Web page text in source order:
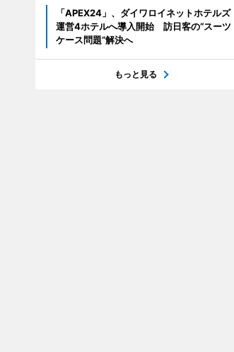
「APEX24」、ダイワロイネットホテルズ
運営4ホテルへ導入開始 訪日客の“スーツ
ケース問題”解決へ
もっと見る